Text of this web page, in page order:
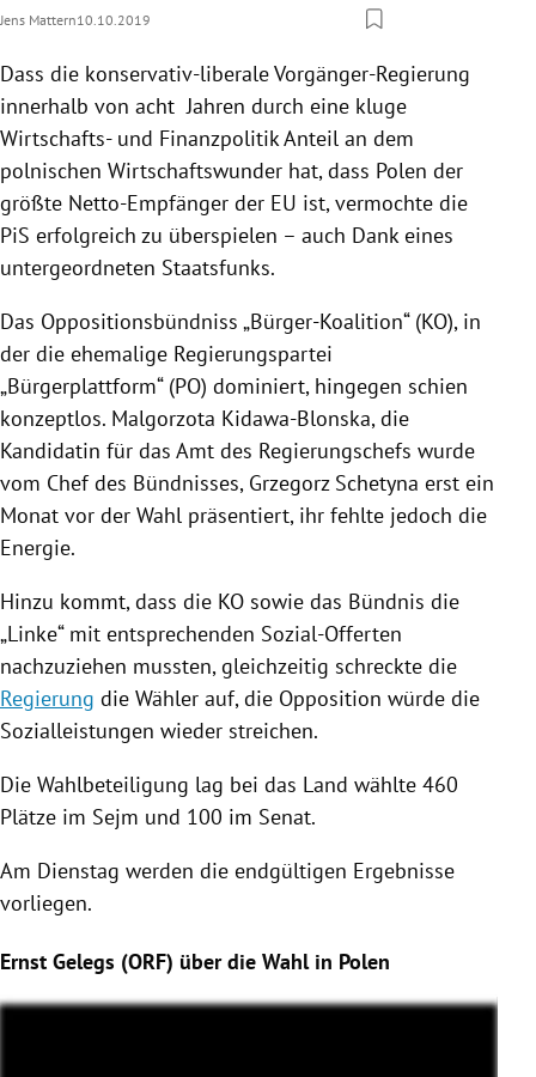
Jens Mattern10.10.2019
Dass die konservativ-liberale Vorgänger-Regierung
innerhalb von acht Jahren durch eine kluge
Wirtschafts- und Finanzpolitik Anteil an dem
polnischen Wirtschaftswunder hat, dass Polen der
größte Netto-Empfänger der EU ist, vermochte die
PiS erfolgreich zu überspielen – auch Dank eines
untergeordneten Staatsfunks.
Das Oppositionsbündniss „Bürger-Koalition“ (KO), in
der die ehemalige Regierungspartei
„Bürgerplattform“ (PO) dominiert, hingegen schien
konzeptlos. Malgorzota Kidawa-Blonska, die
Kandidatin für das Amt des Regierungschefs wurde
vom Chef des Bündnisses, Grzegorz Schetyna erst ein
Monat vor der Wahl präsentiert, ihr fehlte jedoch die
Energie.
Hinzu kommt, dass die KO sowie das Bündnis die
„Linke“ mit entsprechenden Sozial-Offerten
nachzuziehen mussten, gleichzeitig schreckte die
Regierung die Wähler auf, die Opposition würde die
Sozialleistungen wieder streichen.
Die Wahlbeteiligung lag bei das Land wählte 460
Plätze im Sejm und 100 im Senat.
Am Dienstag werden die endgültigen Ergebnisse
vorliegen.
Ernst Gelegs (ORF) über die Wahl in Polen